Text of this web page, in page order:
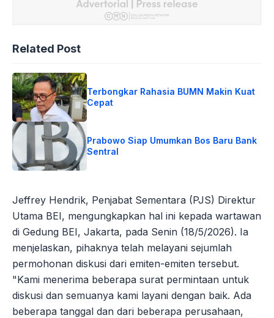
Related Post
Terbongkar Rahasia BUMN Makin Kuat
Cepat
Prabowo Siap Umumkan Bos Baru Bank
Sentral
Jeffrey Hendrik, Penjabat Sementara (PJS) Direktur
Utama BEI, mengungkapkan hal ini kepada wartawan
di Gedung BEI, Jakarta, pada Senin (18/5/2026). Ia
menjelaskan, pihaknya telah melayani sejumlah
permohonan diskusi dari emiten-emiten tersebut.
"Kami menerima beberapa surat permintaan untuk
diskusi dan semuanya kami layani dengan baik. Ada
beberapa tanggal dan dari beberapa perusahaan,